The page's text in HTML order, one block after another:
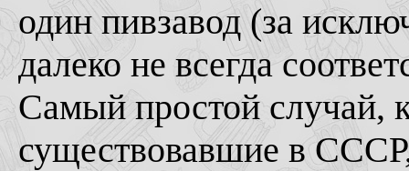
один пивзавод (за
далеко не всегда
Самый простой случай,
существовавшие в